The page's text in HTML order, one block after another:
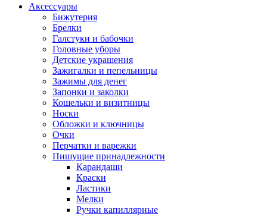
Аксессуары
Бижутерия
Брелки
Галстуки и бабочки
Головные уборы
Детские украшения
Зажигалки и пепельницы
Зажимы для денег
Запонки и заколки
Кошельки и визитницы
Носки
Обложки и ключницы
Очки
Перчатки и варежки
Пишущие принадлежности
Карандаши
Краски
Ластики
Мелки
Ручки капиллярные